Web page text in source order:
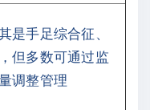
是手足综合征、
但多数可通过监
调整管理